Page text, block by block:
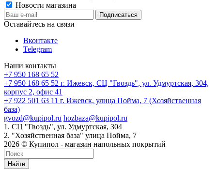
Новости магазина
Оставайтесь на связи
Вконтакте
Telegram
Наши контакты
+7 950 168 65 52
+7 950 168 65 52 г. Ижевск, СЦ "Гвоздь", ул. Удмуртская, 304,
корпус 2, офис 41
+7 922 501 63 11 г. Ижевск, улица Пойма, 7 (Хозяйственная
база)
gvozd@kupipol.ru hozbaza@kupipol.ru
1. СЦ "Гвоздь", ул. Удмуртская, 304
2. "Хозяйственная база" улица Пойма, 7
2026 © Купипол - магазин напольных покрытий
Найти